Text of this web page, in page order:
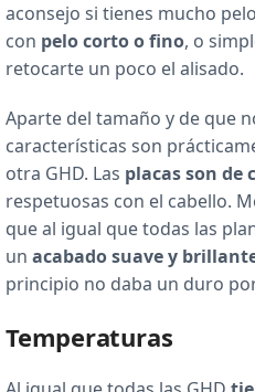
aconsejo si tienes mucho
con pelo corto o fino, o
retocarte un poco el alisado.
Aparte del tamaño y de que
características son
otra GHD. Las placas son de
respetuosas con el cabello.
que al igual que todas las
un acabado suave y
principio no daba un duro
Temperaturas